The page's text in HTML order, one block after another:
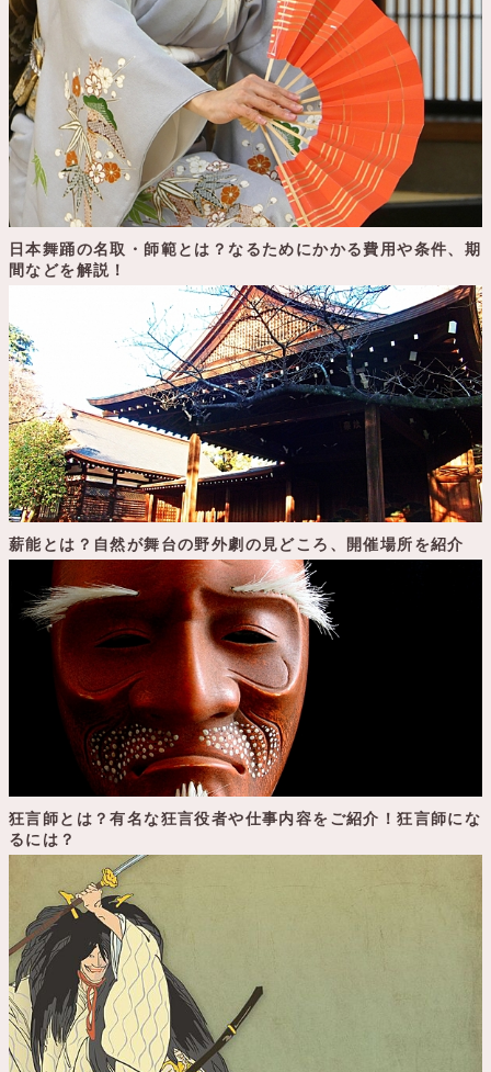
日本舞踊の名取・師範とは？なるためにかかる費用や条件、期
間などを解説！
薪能とは？自然が舞台の野外劇の見どころ、開催場所を紹介
狂言師とは？有名な狂言役者や仕事内容をご紹介！狂言師にな
るには？